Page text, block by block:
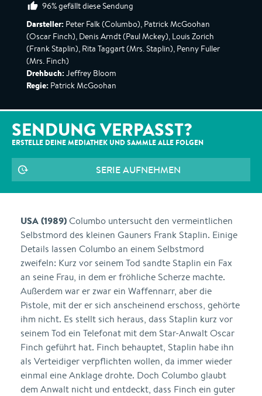
96% gefällt diese Sendung
Darsteller: Peter Falk (Columbo), Patrick McGoohan
(Oscar Finch), Denis Arndt (Paul Mckey), Louis Zorich
(Frank Staplin), Rita Taggart (Mrs. Staplin), Penny Fuller
(Mrs. Finch)
Drehbuch: Jeffrey Bloom
Regie: Patrick McGoohan
SENDUNG VERPASST?
ERSTELLE DEINE MEDIATHEK UND SAMMLE ALLE FOLGEN
SERIE AUFNEHMEN
USA (1989)Columbo untersucht den vermeintlichen
Selbstmord des kleinen Gauners Frank Staplin. Einige
Details lassen Columbo an einem Selbstmord
zweifeln: Kurz vor seinem Tod sandte Staplin ein Fax
an seine Frau, in dem er fröhliche Scherze machte.
Außerdem war er zwar ein Waffennarr, aber die
Pistole, mit der er sich anscheinend erschoss, gehörte
ihm nicht. Es stellt sich heraus, dass Staplin kurz vor
seinem Tod ein Telefonat mit dem Star-Anwalt Oscar
Finch geführt hat. Finch behauptet, Staplin habe ihn
als Verteidiger verpflichten wollen, da immer wieder
einmal eine Anklage drohte. Doch Columbo glaubt
dem Anwalt nicht und entdeckt, dass Finch ein guter